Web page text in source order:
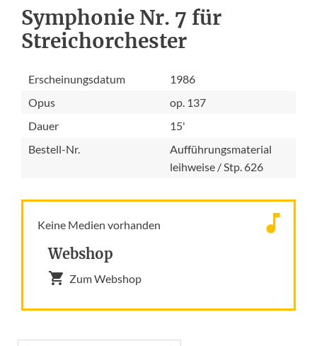
Symphonie Nr. 7 für
Streichorchester
Erscheinungsdatum
1986
Opus
op. 137
Dauer
15'
Bestell-Nr.
Aufführungsmaterial
leihweise / Stp. 626
Keine Medien vorhanden
Webshop
Zum Webshop